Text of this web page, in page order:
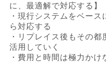
に、最適解で対応する】
・現行システムをベー
ら対応する
・リプレイス後もその都
活用していく
・費用と時間は極力かけ